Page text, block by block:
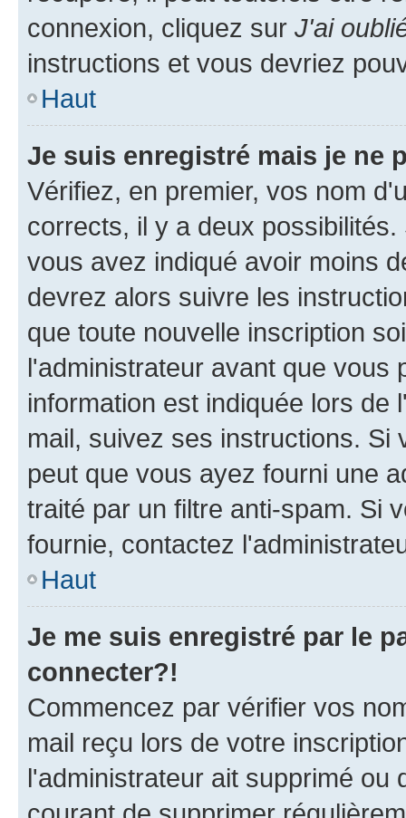
connexion, cliquez sur J'ai
instructions et vous devriez
Haut
Je suis enregistré mais je ne
Vérifiez, en premier, vos nom
corrects, il y a deux
vous avez indiqué avoir moins
devrez alors suivre les
que toute nouvelle inscription
l'administrateur avant que vous
information est indiquée lors
mail, suivez ses instructions.
peut que vous ayez fourni une
traité par un filtre anti-spam. Si
fournie, contactez
Haut
Je me suis enregistré par le
connecter?!
Commencez par vérifier vos
mail reçu lors de votre
l'administrateur ait supprimé ou